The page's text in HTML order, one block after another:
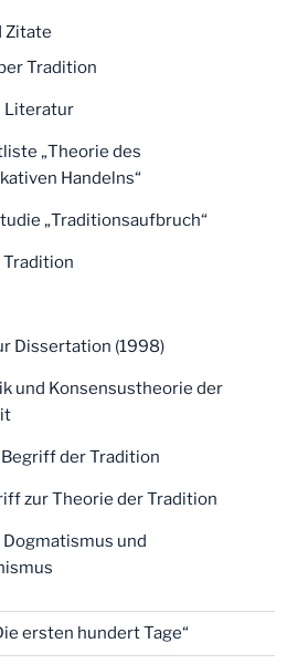
Zitate
Tradition
Literatur
„Theorie des
Handelns“
„Traditionsaufbruch“
Dissertation (1998)
und Konsensustheorie der
der Tradition
zur Theorie der Tradition
und
ersten hundert Tage“